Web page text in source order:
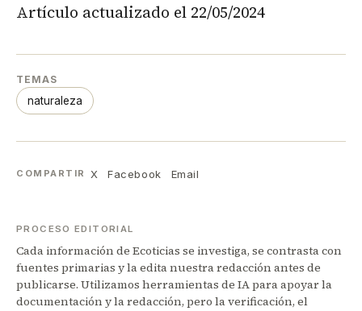
Artículo actualizado el 22/05/2024
TEMAS
naturaleza
COMPARTIR X Facebook Email
PROCESO EDITORIAL
Cada información de Ecoticias se investiga, se contrasta con
fuentes primarias y la edita nuestra redacción antes de
publicarse. Utilizamos herramientas de IA para apoyar la
documentación y la redacción, pero la verificación, el